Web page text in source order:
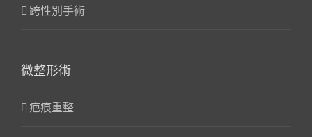
跨性別手術
微整形術
疤痕重整